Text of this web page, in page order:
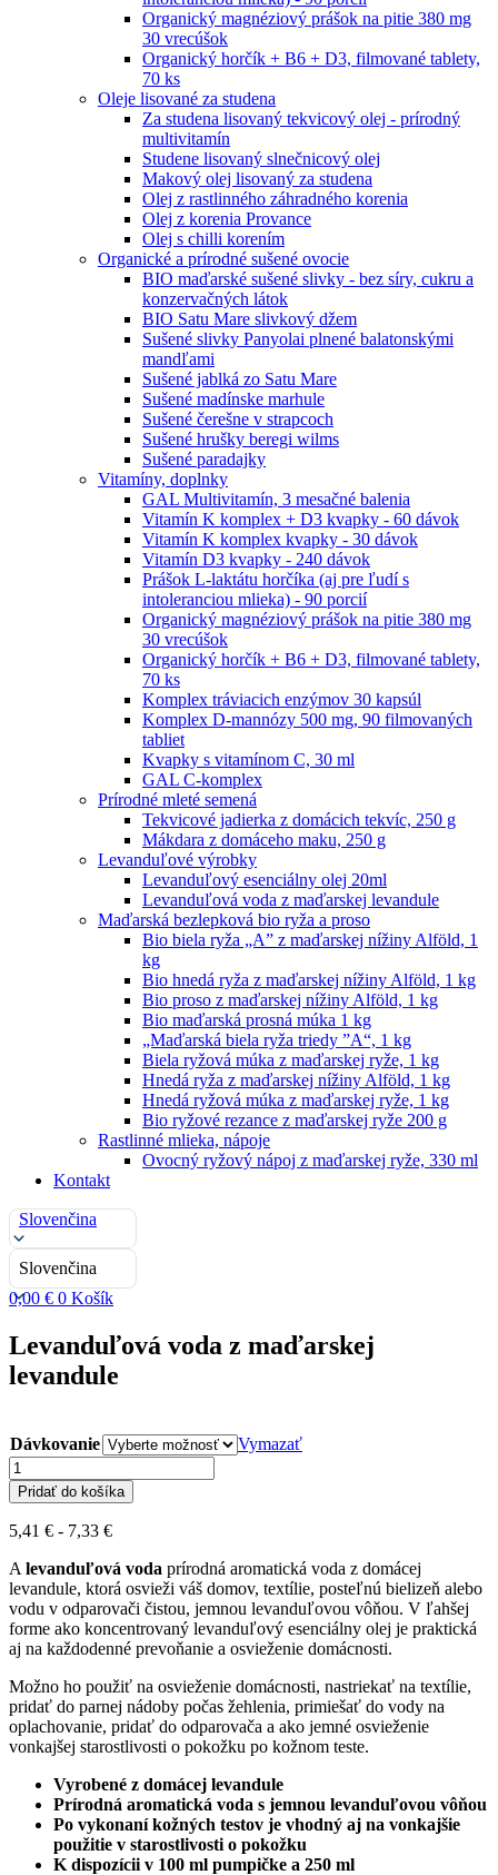
Organický magnéziový prášok na pitie 380 mg
30 vrecúšok
Organický horčík + B6 + D3, filmované tablety,
70 ks
Oleje lisované za studena
Za studena lisovaný tekvicový olej - prírodný
multivitamín
Studene lisovaný slnečnicový olej
Makový olej lisovaný za studena
Olej z rastlinného záhradného korenia
Olej z korenia Provance
Olej s chilli korením
Organické a prírodné sušené ovocie
BIO maďarské sušené slivky - bez síry, cukru a
konzervačných látok
BIO Satu Mare slivkový džem
Sušené slivky Panyolai plnené balatonskými
mandľami
Sušené jablká zo Satu Mare
Sušené madínske marhule
Sušené čerešne v strapcoch
Sušené hrušky beregi wilms
Sušené paradajky
Vitamíny, doplnky
GAL Multivitamín, 3 mesačné balenia
Vitamín K komplex + D3 kvapky - 60 dávok
Vitamín K komplex kvapky - 30 dávok
Vitamín D3 kvapky - 240 dávok
Prášok L-laktátu horčíka (aj pre ľudí s
intoleranciou mlieka) - 90 porcií
Organický magnéziový prášok na pitie 380 mg
30 vrecúšok
Organický horčík + B6 + D3, filmované tablety,
70 ks
Komplex tráviacich enzýmov 30 kapsúl
Komplex D-mannózy 500 mg, 90 filmovaných
tabliet
Kvapky s vitamínom C, 30 ml
GAL C-komplex
Prírodné mleté semená
Tekvicové jadierka z domácich tekvíc, 250 g
Mákdara z domáceho maku, 250 g
Levanduľové výrobky
Levanduľový esenciálny olej 20ml
Levanduľová voda z maďarskej levandule
Maďarská bezlepková bio ryža a proso
Bio biela ryža „A” z maďarskej nížiny Alföld, 1
kg
Bio hnedá ryža z maďarskej nížiny Alföld, 1 kg
Bio proso z maďarskej nížiny Alföld, 1 kg
Bio maďarská prosná múka 1 kg
„Maďarská biela ryža triedy ”A“, 1 kg
Biela ryžová múka z maďarskej ryže, 1 kg
Hnedá ryža z maďarskej nížiny Alföld, 1 kg
Hnedá ryžová múka z maďarskej ryže, 1 kg
Bio ryžové rezance z maďarskej ryže 200 g
Rastlinné mlieka, nápoje
Ovocný ryžový nápoj z maďarskej ryže, 330 ml
Kontakt
Slovenčina
Slovenčina
0,00 € 0 Košík
Levanduľová voda z maďarskej
levandule
Dávkovanie
Vymazať
množstvo
Levendulavíz
magyar
levendulából
Pridať do košíka
5,41 € - 7,33 €Cenové
5,41 €
až
7,33 €
A levanduľová voda prírodná aromatická voda z domácej
levandule, ktorá osvieži váš domov, textílie, posteľnú bielizeň alebo
vodu v odparovači čistou, jemnou levanduľovou vôňou. V ľahšej
forme ako koncentrovaný levanduľový esenciálny olej je praktická
aj na každodenné prevoňanie a osvieženie domácnosti.
Možno ho použiť na osvieženie domácnosti, nastriekať na textílie,
pridať do parnej nádoby počas žehlenia, primiešať do vody na
oplachovanie, pridať do odparovača a ako jemné osvieženie
vonkajšej starostlivosti o pokožku po kožnom teste.
Vyrobené z domácej levandule
Prírodná aromatická voda s jemnou levanduľovou vôňou
Po vykonaní kožných testov je vhodný aj na vonkajšie
použitie v starostlivosti o pokožku
K dispozícii v 100 ml pumpičke a 250 ml